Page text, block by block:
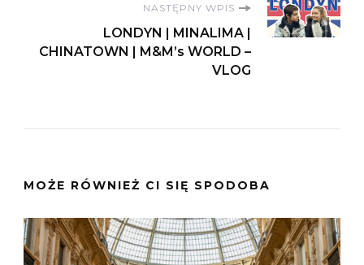
NASTĘPNY WPIS
LONDYN | MINALIMA |
CHINATOWN | M&M’s WORLD –
VLOG
MOŻE RÓWNIEŻ CI SIĘ SPODOBA